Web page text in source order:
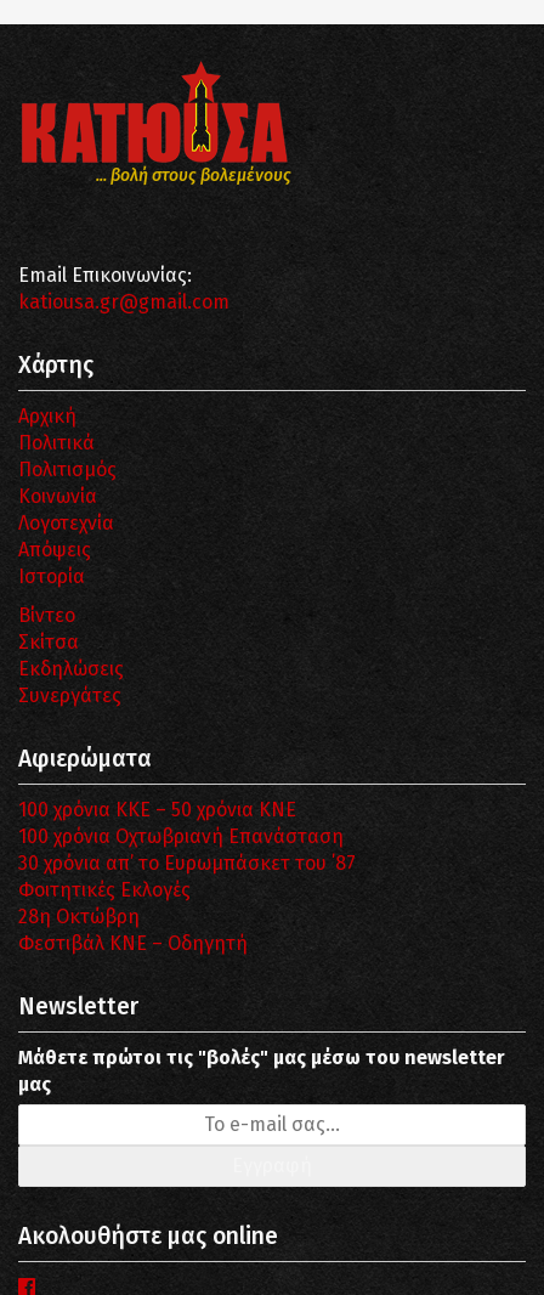
... βολή στους βολεμένους
Email Επικοινωνίας:
katiousa.gr@gmail.com
Χάρτης
Αρχική
Πολιτικά
Πολιτισμός
Κοινωνία
Λογοτεχνία
Απόψεις
Ιστορία
Βίντεο
Σκίτσα
Εκδηλώσεις
Συνεργάτες
Αφιερώματα
100 χρόνια ΚΚΕ – 50 χρόνια ΚΝΕ
100 χρόνια Οχτωβριανή Επανάσταση
30 χρόνια απ’ το Ευρωμπάσκετ του ΄87
Φοιτητικές Εκλογές
28η Οκτώβρη
Φεστιβάλ ΚΝΕ – Οδηγητή
Newsletter
Μάθετε πρώτοι τις "βολές" μας μέσω του newsletter
μας
Ακολουθήστε μας online